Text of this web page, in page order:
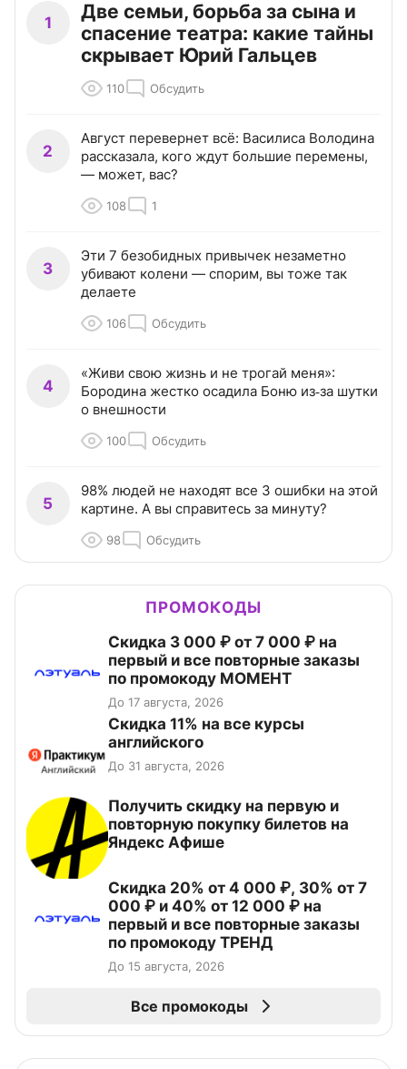
1
Две семьи, борьба за сына и
спасение театра: какие тайны
скрывает Юрий Гальцев
110 Обсудить
2
Август перевернет всё: Василиса Володина
рассказала, кого ждут большие перемены,
— может, вас?
108 1
3
Эти 7 безобидных привычек незаметно
убивают колени — спорим, вы тоже так
делаете
106 Обсудить
4
«Живи свою жизнь и не трогай меня»:
Бородина жестко осадила Боню из‑за шутки
о внешности
100 Обсудить
5
98% людей не находят все 3 ошибки на этой
картине. А вы справитесь за минуту?
98 Обсудить
ПРОМОКОДЫ
Скидка 3 000 ₽ от 7 000 ₽ на
первый и все повторные заказы
по промокоду МОМЕНТ
До 17 августа, 2026
Скидка 11% на все курсы
английского
До 31 августа, 2026
Получить скидку на первую и
повторную покупку билетов на
Яндекс Афише
Скидка 20% от 4 000 ₽, 30% от 7
000 ₽ и 40% от 12 000 ₽ на
первый и все повторные заказы
по промокоду ТРЕНД
До 15 августа, 2026
Все промокоды